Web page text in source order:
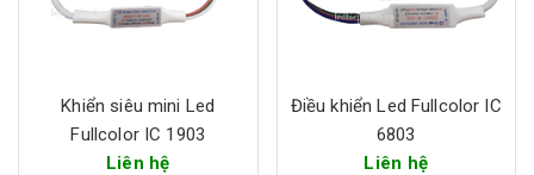
Khiển siêu mini Led
Fullcolor IC 1903
Liên hệ
Điều khiển Led Fullcolor IC
6803
Liên hệ